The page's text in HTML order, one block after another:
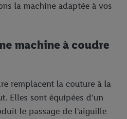
la machine adaptée à vos
machine à coudre
remplacent la couture à la
Elles sont équipées d’un
le passage de l’aiguille